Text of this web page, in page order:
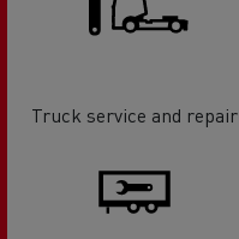
Truck service and repair